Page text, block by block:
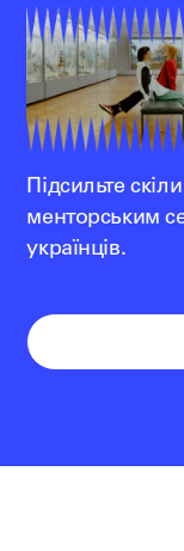
Підсильте
менторським
українців.